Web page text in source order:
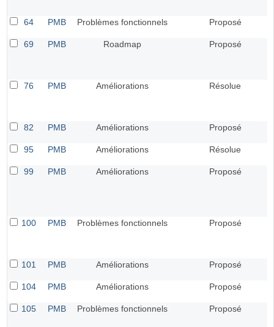
64 PMB Problèmes fonctionnels Proposé
69 PMB Roadmap Proposé
76 PMB Améliorations Résolue
82 PMB Améliorations Proposé
95 PMB Améliorations Résolue
99 PMB Améliorations Proposé
100 PMB Problèmes fonctionnels Proposé
101 PMB Améliorations Proposé
104 PMB Améliorations Proposé
105 PMB Problèmes fonctionnels Proposé